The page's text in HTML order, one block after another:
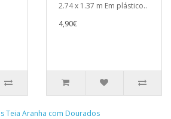
2.74 x 1.37 m Em plástico..
4,90€
Teia Aranha com Dourados